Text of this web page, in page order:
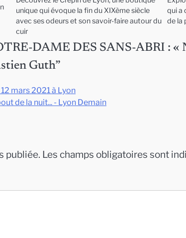
unique qui évoque la fin du XIXème siècle
avec ses odeurs et son savoir-faire autour du
cuir
qui a
de la
DAME DES SANS-ABRI : «
Guth”
mars 2021 à Lyon
de la nuit... - Lyon Demain
publiée. Les champs obligatoires sont